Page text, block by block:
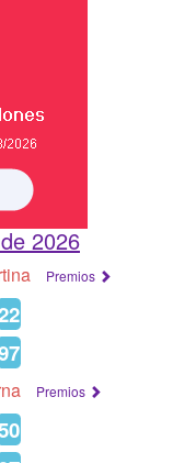
2026
Premios
Premios